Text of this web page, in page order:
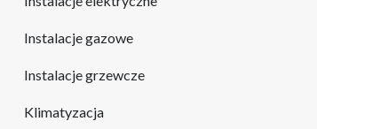
Instalacje gazowe
Instalacje grzewcze
Klimatyzacja